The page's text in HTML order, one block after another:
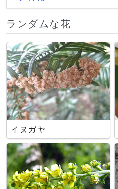
ランダムな花
イヌガヤ